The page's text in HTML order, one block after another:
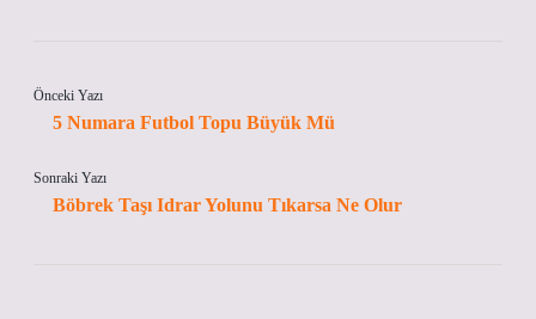
Önceki Yazı
5 Numara Futbol Topu Büyük Mü
Sonraki Yazı
Böbrek Taşı Idrar Yolunu Tıkarsa Ne Olur